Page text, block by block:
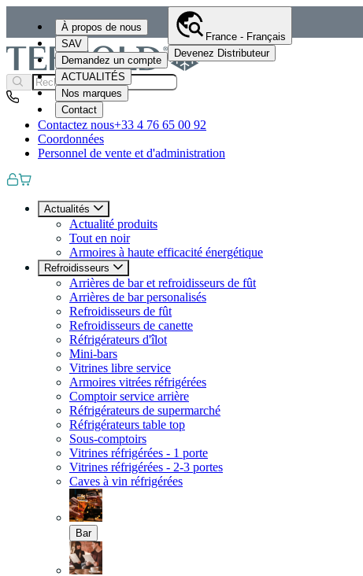
À propos de nous
SAV
Demandez un compte
ACTUALITÉS
Nos marques
Contact
France - Français
Devenez Distributeur
Contactez nous+33 4 76 65 00 92
Coordonnées
Personnel de vente et d'administration
Actualités
Actualité produits
Tout en noir
Armoires à haute efficacité énergétique
Refroidisseurs
Arrières de bar et refroidisseurs de fût
Arrières de bar personalisés
Refroidisseurs de fût
Refroidisseurs de canette
Réfrigérateurs d'îlot
Mini-bars
Vitrines libre service
Armoires vitrées réfrigérées
Comptoir service arrière
Réfrigérateurs de supermarché
Réfrigérateurs table top
Sous-comptoirs
Vitrines réfrigérées - 1 porte
Vitrines réfrigérées - 2-3 portes
Caves à vin réfrigérées
Bar